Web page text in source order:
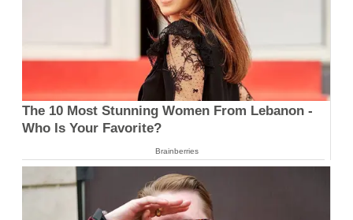
The 10 Most Stunning Women From Lebanon -
Who Is Your Favorite?
Brainberries